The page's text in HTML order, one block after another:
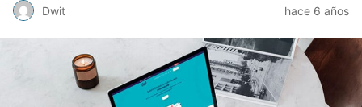
Dwit hace 6 años